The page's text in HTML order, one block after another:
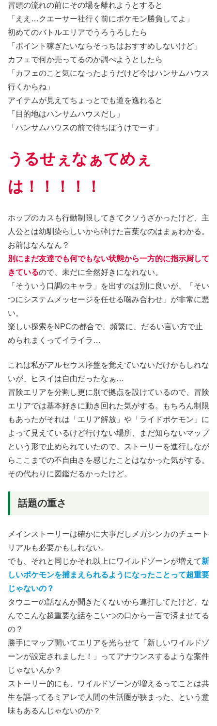
冒頭の流れの前にその場を離れようとすると
「ええ…クエーサー社行く前にポケモン勝負してよ」
初めてのバトルエリアでうろうろしたら
「ポイント稼ぎたいならそっちはおすすめしないけど」
カフェで何か売ってるのか調べようとしたら
「カフェのこと気になったようだけど今はハンサムハウス
行くからね」
アイテムが見えてちょっとでも道を逸れると
「目的地はハンサムハウスだし」
「ハンサムハウスの前で待ちぼうけでーす」
うるせぇなぁてめぇ
は！！！！！
ホップのカスも行動制限してきてクソうざかったけど、主
人公とは幼馴染らしいから砕けた言葉なのはまぁわかる。
お前はなんなん？
別にまだ友達でも何でもない状態から一方的に指示厨して
きているので、未だに全然好きになれない。
「そういう口調のキャラ」を出すのは別に良いが、「そい
つにシステムメッセージを任せる噛み合わせ」が非常に悪
い。
楽しい探索をNPCの都合で、頻繁に、だるい言い方で止
められまくってイライラ…
これは私がアルセウス序盤を覚えていないだけかもしれな
いが、ヒスイは自由だったなぁ…
冒険エリアを分割し更に別で拠点を設けているので、冒険
エリアでは基本好きに動き回れた気がする。もちろん制限
もあったがそれは「エリア解放」や「ライドポケモン」に
よって見えているけど行けない場所、まだ知らないマップ
という形で止められていたので、ストーリーを進行しなが
らここまでの不自由さを感じたことはなかった気がする。
その代わりに図鑑だるかったけど。
話題の重さ
メインストーリーは確かに大事だしメガシンカのチュート
リアルも必要かもしれない。
でも、それと同じかそれ以上にワイルドゾーンが増えて新
しいポケモンを捕まえられるようになったことって超重要
じゃないの？
タウニーの話なんか聞きたくないから連打してたけど、な
んでこんな超重要な話をこいつの口から一言で済ませてる
の？
勝手にマップ開いてエリアを光らせて「新しいワイルドゾ
ーンが設定されました！」ってアナウンスするような案件
じゃないんか？
ストーリー的にも、ワイルドゾーンが増えるってことは共
生を謳ってるミアレで人間の生活圏が狭まった、という意
味もあるんじゃないのか？